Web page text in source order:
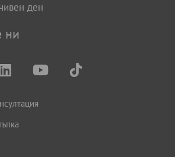
ден
ни